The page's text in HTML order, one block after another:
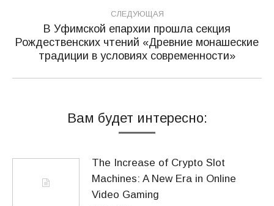
СЛЕДУЮЩАЯ
Следующая
запись:
В Уфимской епархии прошла секция
Рождественских чтений «Древние монашеские
традиции в условиях современности»
Вам будет интересно:
The Increase of Crypto Slot
Machines: A New Era in Online
Video Gaming